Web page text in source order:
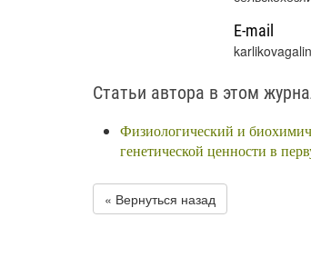
E-mail
Статьи автора в этом
Физиологический и
генетической ценности в
« Вернуться назад